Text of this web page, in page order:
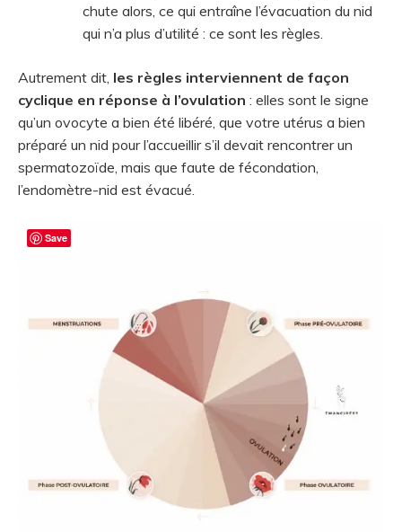
chute alors, ce qui entraîne l’évacuation du nid
qui n’a plus d’utilité : ce sont les règles.
Autrement dit, les règles interviennent de façon
cyclique en réponse à l’ovulation : elles sont le signe
qu’un ovocyte a bien été libéré, que votre utérus a bien
préparé un nid pour l’accueillir s’il devait rencontrer un
spermatozoïde, mais que faute de fécondation,
l’endomètre-nid est évacué.
Save